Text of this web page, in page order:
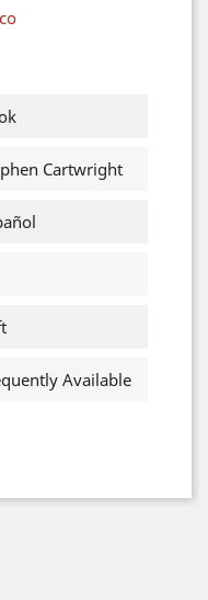
Cartwright
Available